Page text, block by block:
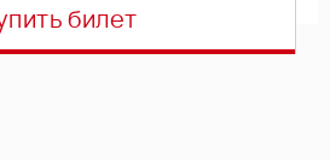
билет